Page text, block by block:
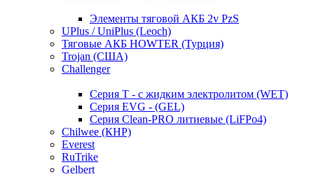
Элементы тяговой АКБ 2v PzS
UPlus / UniPlus (Leoch)
Тяговые АКБ HOWTER (Турция)
Trojan (США)
Challenger
Серия T - с жидким электролитом (WET)
Серия EVG - (GEL)
Серия Clean-PRO литиевые (LiFPo4)
Chilwee (КНР)
Everest
RuTrike
Gelbert